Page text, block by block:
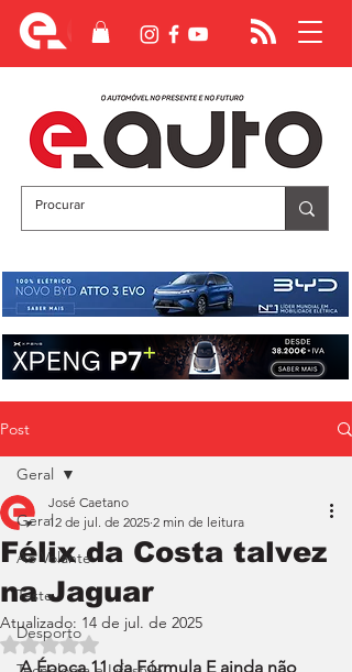
Post
Geral
Ao Volante
Teste
Desporto
Geral
Félix da Costa talvez
na Jaguar
José Caetano
12 de jul. de 2025 2 min de leitura
Atualizado: 14 de jul. de 2025
Avaliado com NaN de 5 estrelas.
A Época 11 da Fórmula E ainda não